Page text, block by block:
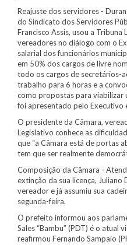
Reajuste dos servidores -
do Sindicato dos Servidores
Francisco Assis, usou a
vereadores no diálogo com o
salarial dos funcionários
em 50% dos cargos de livre
todo os cargos de secretários-
trabalho para 6 horas e a
como propostas para viabilizar
foi apresentado pelo Executivo
O presidente da Câmara,
Legislativo conhece as
que “a Câmara está de portas
tem que ser realmente
Composição da Câmara -
extinção da sua licença,
vereador e já assumiu sua
segunda-feira.
O prefeito informou aos
Sales “Bambu” (PDT) é o atual
reafirmou Fernando Sampaio